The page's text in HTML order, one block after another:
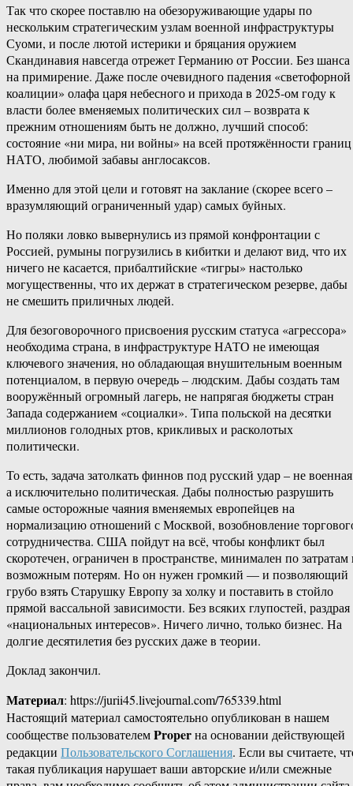
Так что скорее поставлю на обезоруживающие удары по
нескольким стратегическим узлам военной инфраструктуры
Суоми, и после лютой истерики и бряцания оружием
Скандинавия навсегда отрежет Германию от России. Без шанса
на примирение. Даже после очевидного падения «светофорной
коалиции» олафа царя небесного и прихода в 2025-ом году к
власти более вменяемых политических сил – возврата к
прежним отношениям быть не должно, лучший способ:
состояние «ни мира, ни войны» на всей протяжённости границ
НАТО, любимой забавы англосаксов.
Именно для этой цели и готовят на заклание (скорее всего –
вразумляющий ограниченный удар) самых буйных.
Но поляки ловко вывернулись из прямой конфронтации с
Россией, румыны погрузились в кибитки и делают вид, что их
ничего не касается, прибалтийские «тигры» настолько
могущественны, что их держат в стратегическом резерве, дабы
не смешить приличных людей.
Для безоговорочного присвоения русским статуса «агрессора»
необходима страна, в инфраструктуре НАТО не имеющая
ключевого значения, но обладающая внушительным военным
потенциалом, в первую очередь – людским. Дабы создать там
вооружённый огромный лагерь, не напрягая бюджеты стран
Запада содержанием «социалки». Типа польской на десятки
миллионов голодных ртов, крикливых и расколотых
политически.
То есть, задача затолкать финнов под русский удар – не
а исключительно политическая. Дабы полностью разрушить
самые осторожные чаяния вменяемых европейцев на
нормализацию отношений с Москвой, возобновление
сотрудничества. США пойдут на всё, чтобы конфликт был
скоротечен, ограничен в пространстве, минимален по затратам
возможным потерям. Но он нужен громкий — и позволяющий
грубо взять Старушку Европу за холку и поставить в стойло
прямой вассальной зависимости. Без всяких глупостей, раздрая
«национальных интересов». Ничего лично, только бизнес. На
долгие десятилетия без русских даже в теории.
Доклад закончил.
Материал: https://jurii45.livejournal.com/765339.html
Настоящий материал самостоятельно опубликован в нашем
сообществе пользователемProperна основании действующей
редакции Пользовательского Соглашения. Если вы считаете,
такая публикация нарушает ваши авторские и/или смежные